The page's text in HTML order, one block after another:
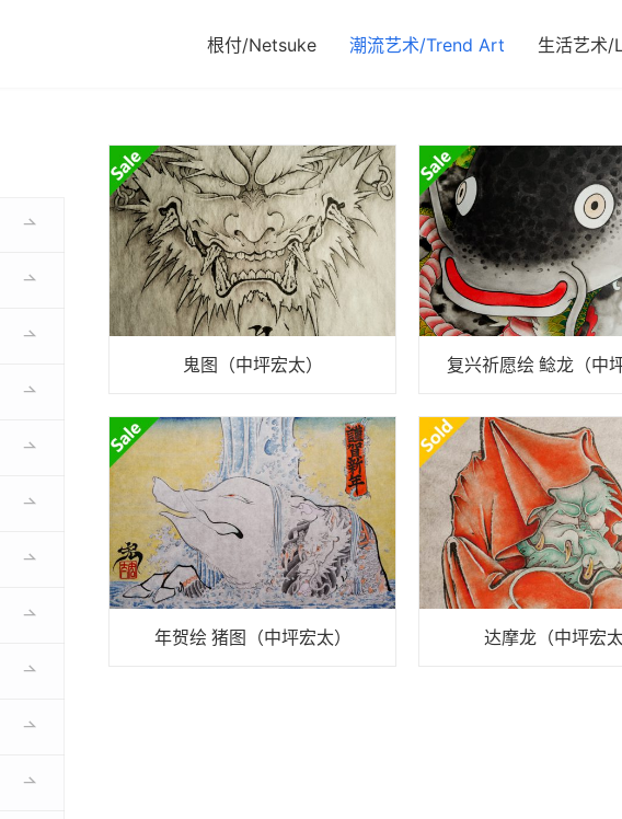
根付/Netsuke 潮流艺术/Trend Art 生活艺术
鬼图（中坪宏太） 复兴祈愿绘 鲶龙（中
年贺绘 猪图（中坪宏太） 达摩龙（中坪宏